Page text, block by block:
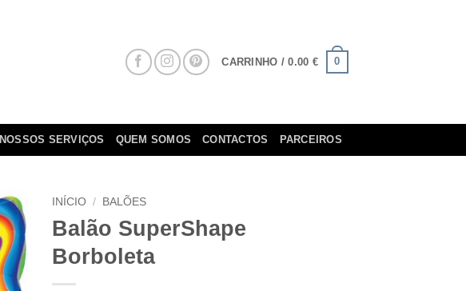
CARRINHO /0.00 € 0
NOSSOS SERVIÇOS QUEM SOMOS CONTACTOS PARCEIROS
INÍCIO / BALÕES
Balão SuperShape
Borboleta